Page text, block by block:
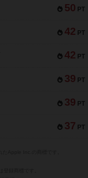
50 PT
42 PT
42 PT
39 PT
39 PT
37 PT